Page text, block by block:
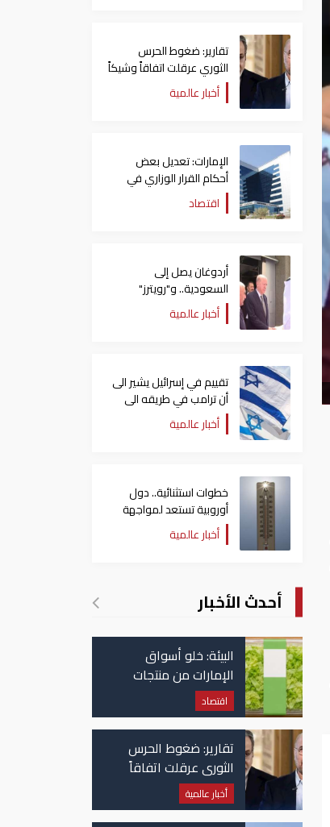
تقارير: ضغوط الحرس
الثوري عرقلت اتفاقاً وشيكاً
حول هرمز
أخبار عالمية
الإمارات: تعديل بعض
أحكام القرار الوزاري في
شأن الضريبة على الشركات
والأعمال
اقتصاد
أردوغان يصل إلى
السعودية.. و"رويترز"
تكشف تفاصيل الاتفاق
المرتقب
أخبار عالمية
تقييم في إسرائيل يشير الى
أن ترامب في طريقه الى
إبرام اتفاق مع إيران
أخبار عالمية
خطوات استثنائية.. دول
أوروبية تستعد لمواجهة
موجة حر غير مسبوقة
أخبار عالمية
أحدث الأخبار
البيئة: خلو أسواق
الإمارات من منتجات
الخس المرتبطة بتفشي
داء السيكلوسبورا
اقتصاد
تقارير: ضغوط الحرس
الثوري عرقلت اتفاقاً
وشيكاً حول هرمز
أخبار عالمية